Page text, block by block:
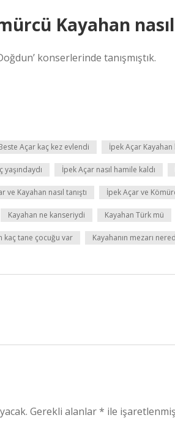
Kayahan nasıl
konserlerinde tanışmıştık.
Açar kaç kez evlendi İpek Açar Kayahan
İpek Açar nasıl hamile kaldı
ve Kayahan nasıl tanıştı İpek Açar ve
Kayahan ne kanseriydi Kayahan Türk mü
kaç tane çocuğu var Kayahanın mezarı
Gerekli alanlar* ile